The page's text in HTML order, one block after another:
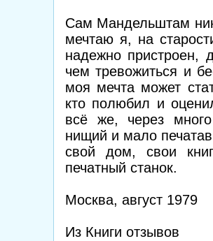
Сам Мандельштам
мечтаю я, на
надежно пристроен,
чем тревожиться и
моя мечта может
кто полюбил и
всё же, через
нищий и мало
свой дом, свои
печатный станок.
Москва, август 1979
Из Книги отзывов